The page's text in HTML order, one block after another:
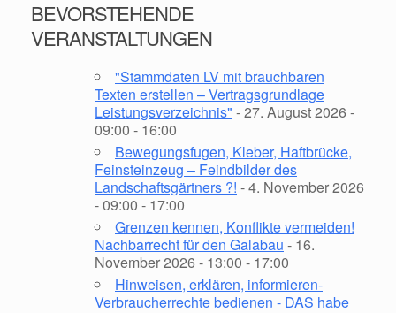
BEVORSTEHENDE
VERANSTALTUNGEN
"Stammdaten LV mit brauchbaren
Texten erstellen – Vertragsgrundlage
Leistungsverzeichnis" - 27. August 2026 -
09:00 - 16:00
Bewegungsfugen, Kleber, Haftbrücke,
Feinsteinzeug – Feindbilder des
Landschaftsgärtners ?! - 4. November 2026
- 09:00 - 17:00
Grenzen kennen, Konflikte vermeiden!
Nachbarrecht für den Galabau - 16.
November 2026 - 13:00 - 17:00
Hinweisen, erklären, informieren-
Verbraucherrechte bedienen - DAS habe